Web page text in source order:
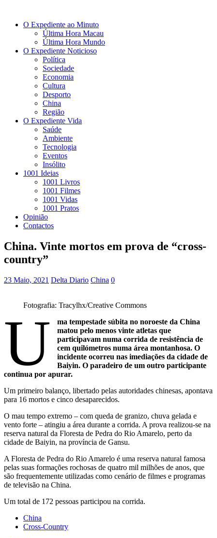
O Expediente ao Minuto
Última Hora Macau
Última Hora Mundo
O Expediente Noticioso
Política
Sociedade
Economia
Cultura
Desporto
China
Região
O Expediente Vida
Saúde
Ambiente
Tecnologia
Eventos
Insólito
1001 Ideias
1001 Livros
1001 Filmes
1001 Vidas
1001 Pratos
Opinião
Contactos
China. Vinte mortos em prova de “cross-
country”
23 Maio, 2021 Delta Diario China 0
Fotografia: Tracylhx/Creative Commons
U
ma tempestade súbita no noroeste da China
matou pelo menos vinte atletas que
participavam numa corrida de resistência de
cem quilómetros numa área montanhosa. O
incidente ocorreu nas imediações da cidade de
Baiyin. O paradeiro de um outro participante
continua por apurar.
Um primeiro balanço, libertado pelas autoridades chinesas, apontava
para 16 mortos e cinco desaparecidos.
O mau tempo extremo – com queda de granizo, chuva gelada e
vento forte – atingiu a área durante a corrida. A prova realizou-se na
reserva natural da Floresta de Pedra do Rio Amarelo, perto da
cidade de Baiyin, na província de Gansu.
A Floresta de Pedra do Rio Amarelo é uma reserva natural famosa
pelas suas formações rochosas de quatro mil milhões de anos, que
são frequentemente utilizadas como cenário de filmes e programas
de televisão na China.
Um total de 172 pessoas participou na corrida.
China
Cross-Country